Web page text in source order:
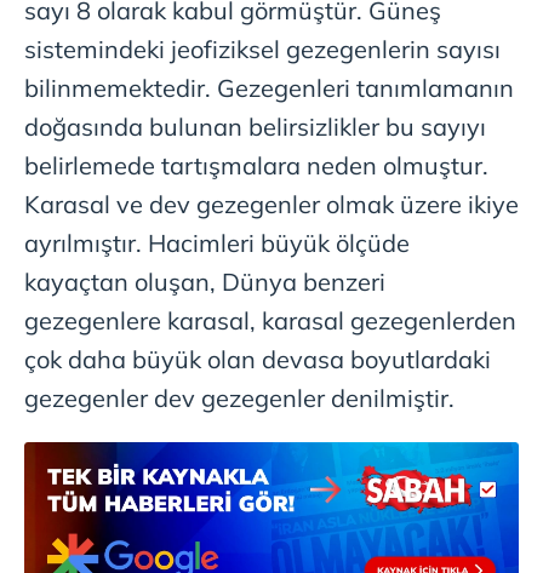
kullanılmaktadır. Bu çerezler vasıtasıyla çeşitli kişisel
toplumu hizmetlerinin sunulması amacıyla
kullanılmaktadır. Diğer çerezler, sitemizin daha işlevsel
kılınması ve kişiselleştirilmesi ve sizlere yönelik
sınırlı olarak açık rızanız dahilinde kullanılacaktır.
Çerezlere ilişkin tercihlerinizi aşağıda yer alan panel
için Ayarlar butonuna tıklayabilir, Çerez Bilgilendirme
Metnimiziziyaret edebilirsiniz.
hazırlanmış Aydınlatma Metnimizi okumak ve sitemizde
ilgili mevzuata uygun olarak kullanılan çerezlerle ilgili bilgi
almak için lütfentıklayınız
sayı 8 olarak kabul görmüştür. Güneş
sistemindeki jeofiziksel gezegenlerin sayısı
bilinmemektedir. Gezegenleri tanımlamanın
doğasında bulunan belirsizlikler bu sayıyı
belirlemede tartışmalara neden olmuştur.
Karasal ve dev gezegenler olmak üzere ikiye
ayrılmıştır. Hacimleri büyük ölçüde
kayaçtan oluşan, Dünya benzeri
gezegenlere karasal, karasal gezegenlerden
çok daha büyük olan devasa boyutlardaki
gezegenler dev gezegenler denilmiştir.